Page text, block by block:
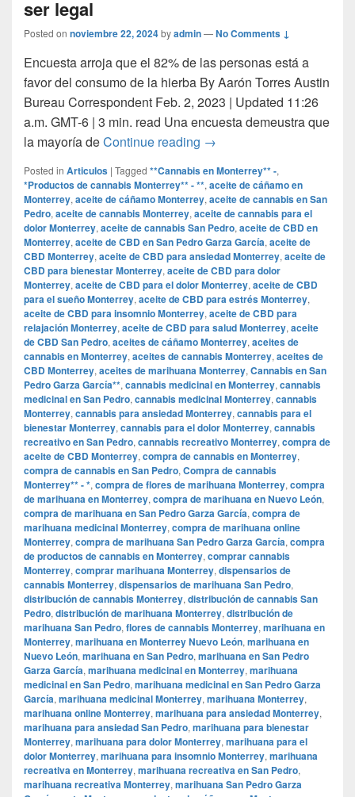
ser legal
Posted on noviembre 22, 2024byadmin—No Comments ↓
Encuesta arroja que el 82% de las personas está a
favor del consumo de la hierba By Aarón Torres Austin
Bureau Correspondent Feb. 2, 2023 | Updated 11:26
a.m. GMT-6 | 3 min. read Una encuesta demeustra que
la mayoría deContinue reading Mayoría de los texanos
→
Posted in Articulos | Tagged **Cannabis en Monterrey** -,
*Productos de cannabis Monterrey** - **, aceite de cáñamo en
Monterrey, aceite de cáñamo Monterrey, aceite de cannabis en San
Pedro, aceite de cannabis Monterrey, aceite de cannabis para el
dolor Monterrey, aceite de cannabis San Pedro, aceite de CBD en
Monterrey, aceite de CBD en San Pedro Garza García, aceite de
CBD Monterrey, aceite de CBD para ansiedad Monterrey, aceite de
CBD para bienestar Monterrey, aceite de CBD para dolor
Monterrey, aceite de CBD para el dolor Monterrey, aceite de CBD
para el sueño Monterrey, aceite de CBD para estrés Monterrey,
aceite de CBD para insomnio Monterrey, aceite de CBD para
relajación Monterrey, aceite de CBD para salud Monterrey, aceite
de CBD San Pedro, aceites de cáñamo Monterrey, aceites de
cannabis en Monterrey, aceites de cannabis Monterrey, aceites de
CBD Monterrey, aceites de marihuana Monterrey, Cannabis en San
Pedro Garza García**, cannabis medicinal en Monterrey, cannabis
medicinal en San Pedro, cannabis medicinal Monterrey, cannabis
Monterrey, cannabis para ansiedad Monterrey, cannabis para el
bienestar Monterrey, cannabis para el dolor Monterrey, cannabis
recreativo en San Pedro, cannabis recreativo Monterrey, compra de
aceite de CBD Monterrey, compra de cannabis en Monterrey,
compra de cannabis en San Pedro, Compra de cannabis
Monterrey** - *, compra de flores de marihuana Monterrey, compra
de marihuana en Monterrey, compra de marihuana en Nuevo León,
compra de marihuana en San Pedro Garza García, compra de
marihuana medicinal Monterrey, compra de marihuana online
Monterrey, compra de marihuana San Pedro Garza García, compra
de productos de cannabis en Monterrey, comprar cannabis
Monterrey, comprar marihuana Monterrey, dispensarios de
cannabis Monterrey, dispensarios de marihuana San Pedro,
distribución de cannabis Monterrey, distribución de cannabis San
Pedro, distribución de marihuana Monterrey, distribución de
marihuana San Pedro, flores de cannabis Monterrey, marihuana en
Monterrey, marihuana en Monterrey Nuevo León, marihuana en
Nuevo León, marihuana en San Pedro, marihuana en San Pedro
Garza García, marihuana medicinal en Monterrey, marihuana
medicinal en San Pedro, marihuana medicinal en San Pedro Garza
García, marihuana medicinal Monterrey, marihuana Monterrey,
marihuana online Monterrey, marihuana para ansiedad Monterrey,
marihuana para ansiedad San Pedro, marihuana para bienestar
Monterrey, marihuana para dolor Monterrey, marihuana para el
dolor Monterrey, marihuana para insomnio Monterrey, marihuana
recreativa en Monterrey, marihuana recreativa en San Pedro,
marihuana recreativa Monterrey, marihuana San Pedro Garza